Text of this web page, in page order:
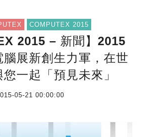
COMPUTEX 2015
2015 – 新聞】2015
展新創生力軍，在世
一起「預見未來」
05-21 00:00:00